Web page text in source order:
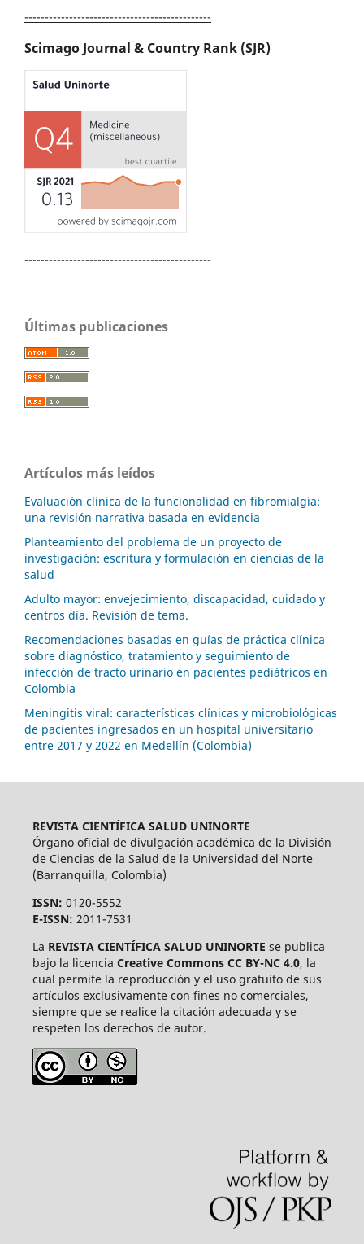
----------------------------------------------
Scimago Journal & Country Rank (SJR)
----------------------------------------------
Últimas publicaciones
Artículos más leídos
Evaluación clínica de la funcionalidad en fibromialgia:
una revisión narrativa basada en evidencia
Planteamiento del problema de un proyecto de
investigación: escritura y formulación en ciencias de la
salud
Adulto mayor: envejecimiento, discapacidad, cuidado y
centros día. Revisión de tema.
Recomendaciones basadas en guías de práctica clínica
sobre diagnóstico, tratamiento y seguimiento de
infección de tracto urinario en pacientes pediátricos en
Colombia
Meningitis viral: características clínicas y microbiológicas
de pacientes ingresados en un hospital universitario
entre 2017 y 2022 en Medellín (Colombia)
REVISTA CIENTÍFICA SALUD UNINORTE
Órgano oficial de divulgación académica de la División
de Ciencias de la Salud de la Universidad del Norte
(Barranquilla, Colombia)
ISSN: 0120-5552
E-ISSN: 2011-7531
La REVISTA CIENTÍFICA SALUD UNINORTE se publica
bajo la licencia Creative Commons CC BY-NC 4.0, la
cual permite la reproducción y el uso gratuito de sus
artículos exclusivamente con fines no comerciales,
siempre que se realice la citación adecuada y se
respeten los derechos de autor.